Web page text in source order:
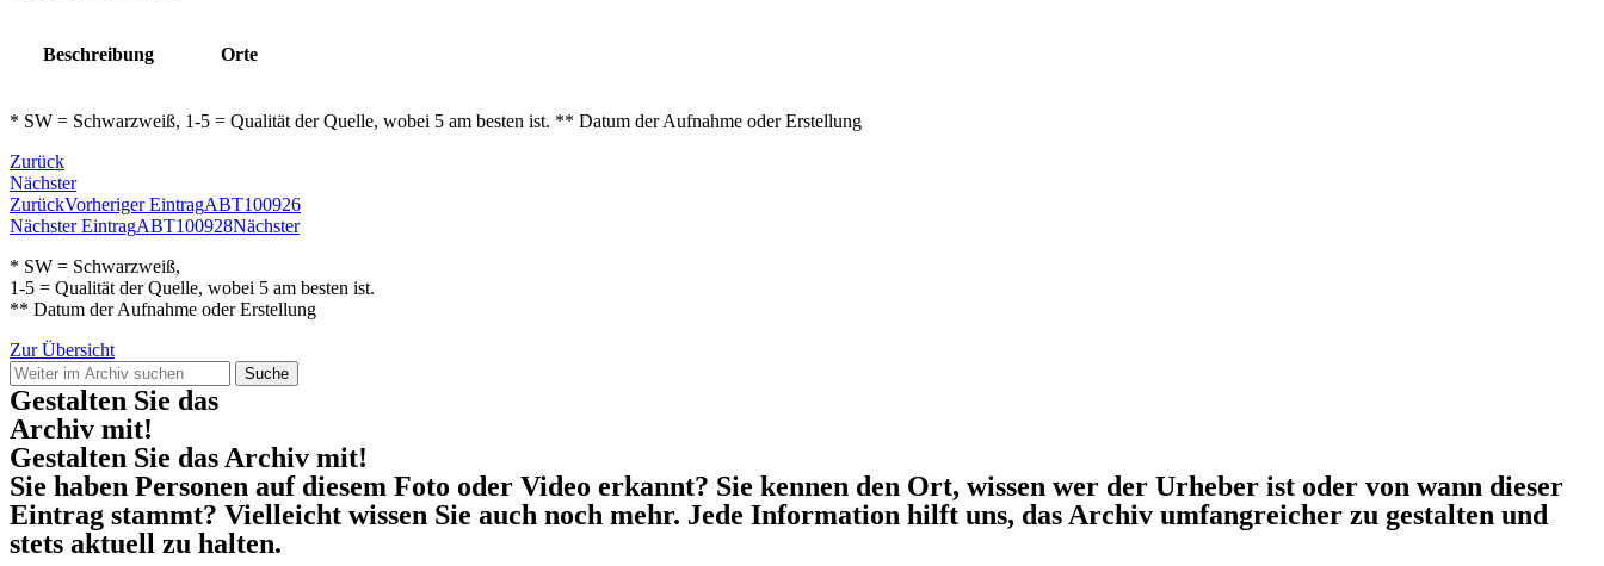
Beschreibung Orte
* SW = Schwarzweiß, 1-5 = Qualität der Quelle, wobei 5 am besten ist. ** Datum der Aufnahme oder Erstellung
Zurück
Nächster
ZurückVorheriger EintragABT100926
Nächster EintragABT100928Nächster
* SW = Schwarzweiß,
1-5 = Qualität der Quelle, wobei 5 am besten ist.
** Datum der Aufnahme oder Erstellung
Zur Übersicht
Suche
Gestalten Sie das
Archiv mit!
Gestalten Sie das Archiv mit!
Sie haben Personen auf diesem Foto oder Video erkannt? Sie kennen den Ort, wissen wer der Urheber ist oder von wann dieser
Eintrag stammt? Vielleicht wissen Sie auch noch mehr. Jede Information hilft uns, das Archiv umfangreicher zu gestalten und
stets aktuell zu halten.